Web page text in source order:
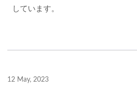
しています。
12 May, 2023